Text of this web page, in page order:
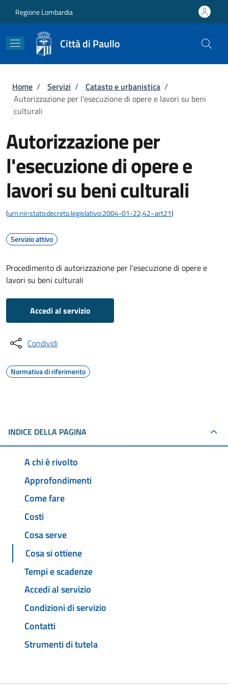
Regione Lombardia
Città di Paullo
Briciole di pane
Home / Servizi / Catasto e urbanistica /
Autorizzazione per l'esecuzione di opere e lavori su beni
culturali
Autorizzazione per
l'esecuzione di opere e
lavori su beni culturali
(urn:nir:stato:decreto.legislativo:2004-01-22;42~art21)
Servizio attivo
Procedimento di autorizzazione per l'esecuzione di opere e
lavori su beni culturali
Accedi al servizio
Condividi
Normativa di riferimento
INDICE DELLA PAGINA
A chi è rivolto
Approfondimenti
Come fare
Costi
Cosa serve
Cosa si ottiene
Tempi e scadenze
Accedi al servizio
Condizioni di servizio
Contatti
Strumenti di tutela